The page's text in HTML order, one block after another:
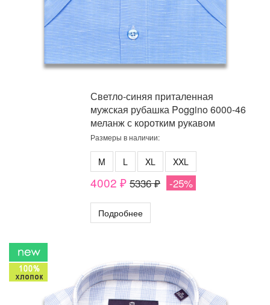
Светло-синяя приталенная
мужская рубашка Poggino 6000-46
меланж с коротким рукавом
Размеры в наличии:
M L XL XXL
4002 ₽ 5336 ₽ -25%
Подробнее